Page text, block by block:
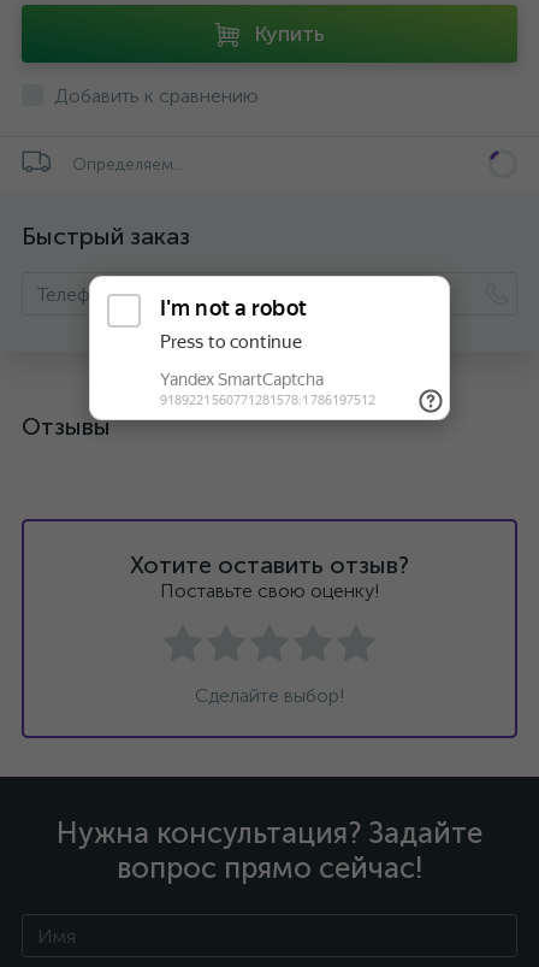
Купить
Добавить к сравнению
Определяем...
Быстрый заказ
Отзывы
Хотите оставить отзыв?
Поставьте свою оценку!
Сделайте выбор!
Нужна консультация? Задайте
вопрос прямо сейчас!